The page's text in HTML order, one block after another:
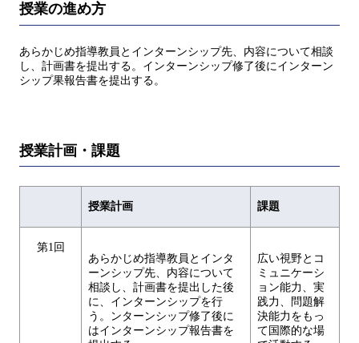
授業の進め方
あらかじめ指導教員とインターンシップ先、内容について相談
し、計画書を提出する。インターンシップ修了後にインターン
シップ果報告書を提出する。
授業計画・課題
授業計画 課題
第1回
あらかじめ指導教員とインタ
ーンシップ先、内容について
相談し、計画書を提出した後
に、インターンシップを行
う。ンターンシップ修了後に
はインターンシップ報告書を
広い視野とコ
ミュニケーシ
ョン能力、実
践力、問題解
決能力をもっ
て国際的な場